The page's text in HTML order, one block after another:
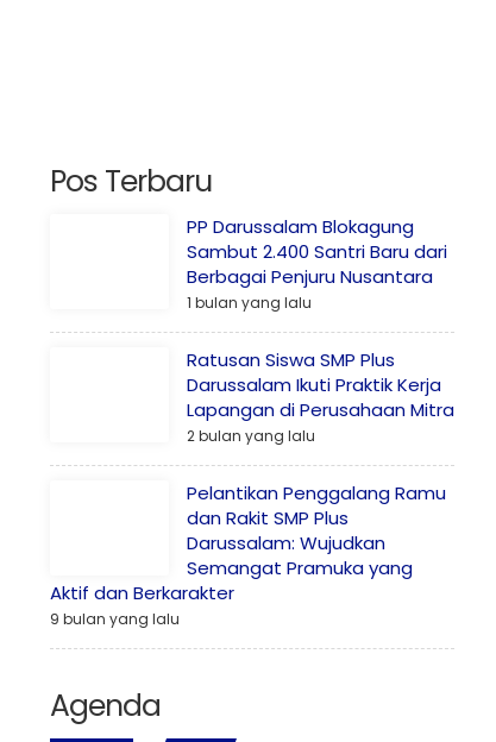
Pos Terbaru
PP Darussalam Blokagung
Sambut 2.400 Santri Baru dari
Berbagai Penjuru Nusantara
1 bulan yang lalu
Ratusan Siswa SMP Plus
Darussalam Ikuti Praktik Kerja
Lapangan di Perusahaan Mitra
2 bulan yang lalu
Pelantikan Penggalang Ramu
dan Rakit SMP Plus
Darussalam: Wujudkan
Semangat Pramuka yang
Aktif dan Berkarakter
9 bulan yang lalu
Agenda